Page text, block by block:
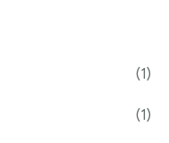
(1)
(1)